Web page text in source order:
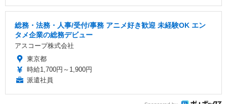
総務・法務・人事/受付/事務 アニメ好き歓迎 未経験OK エン
タメ企業の総務デビュー
アスコープ株式会社
東京都
時給1,700円～1,900円
派遣社員